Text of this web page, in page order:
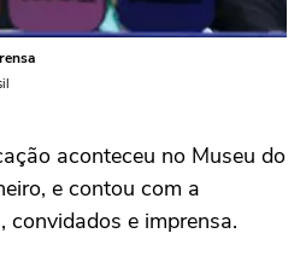
aconteceu no Museu do
e contou com a
convidados e imprensa.